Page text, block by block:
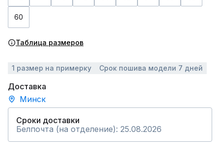
60
Таблица размеров
1 размер на примерку Срок пошива модели 7 дней
Доставка
Минск
Сроки доставки
Белпочта (на отделение): 25.08.2026